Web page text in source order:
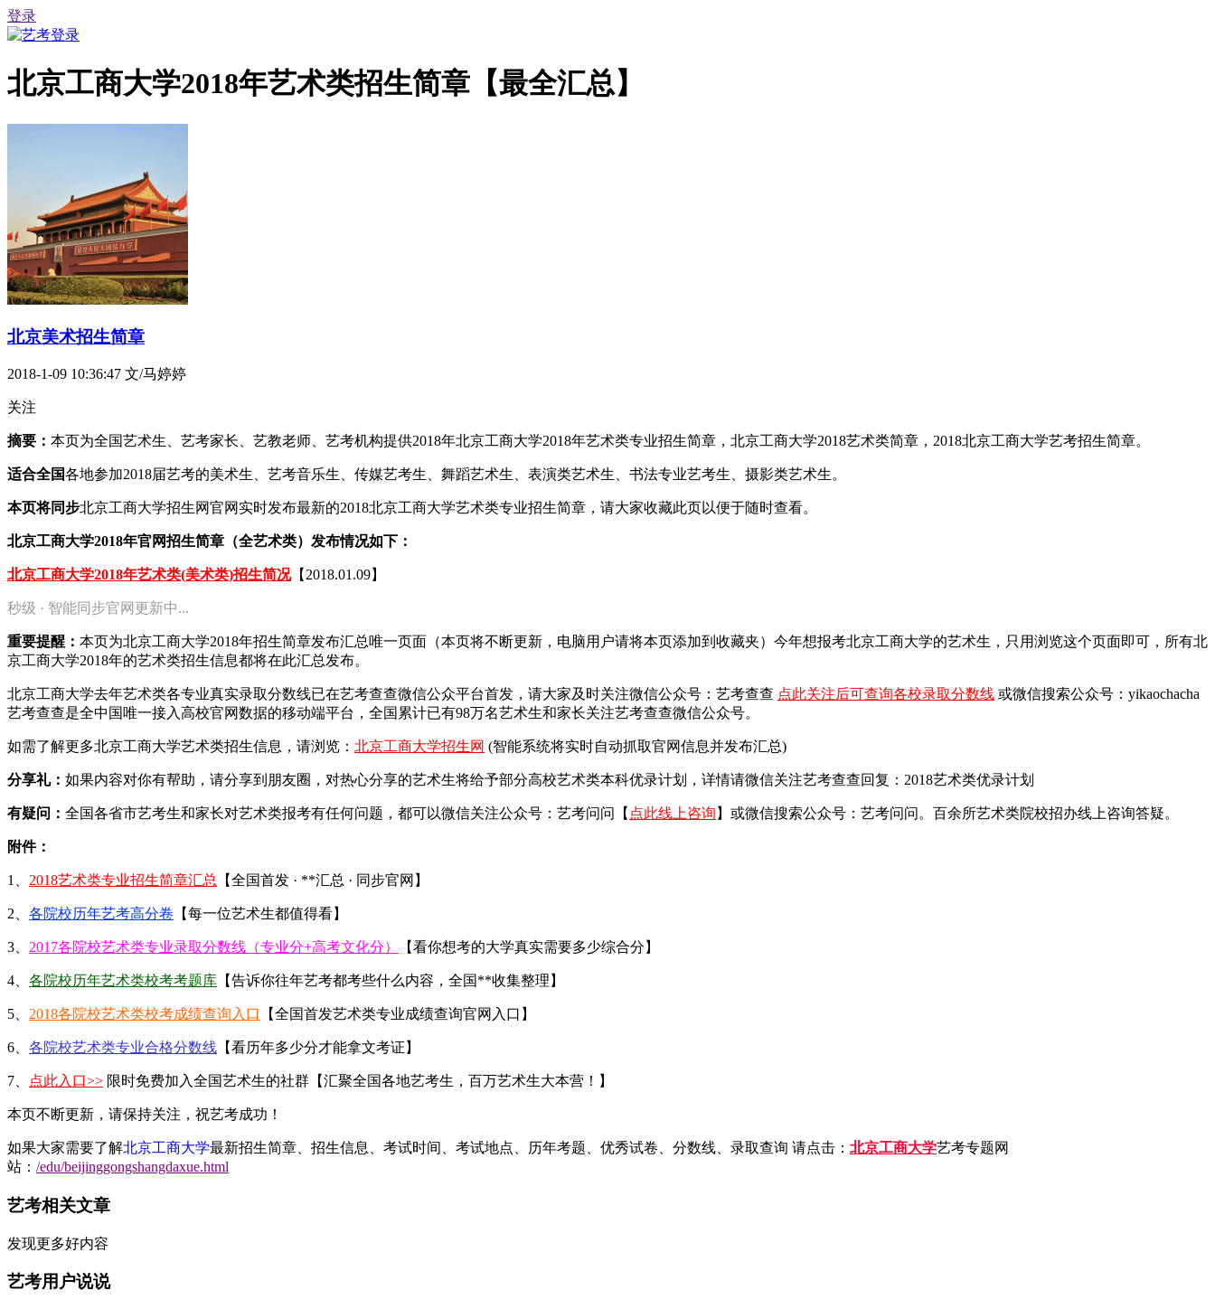
登录
北京工商大学2018年艺术类招生简章【最全汇总】
北京美术招生简章
2018-1-09 10:36:47 文/马婷婷
关注
摘要： 本页为全国艺术生、艺考家长、艺教老师、艺考机构提供2018年北京工商大学2018年艺术类专业招生简章，北京工商大学2018艺术类简章，2018北京工商大学艺考招生简章。
适合全国各地参加2018届艺考的美术生、艺考音乐生、传媒艺考生、舞蹈艺术生、表演类艺术生、书法专业艺考生、摄影类艺术生。
本页将同步北京工商大学招生网官网实时发布最新的2018北京工商大学艺术类专业招生简章，请大家收藏此页以便于随时查看。
北京工商大学2018年官网招生简章（全艺术类）发布情况如下：
北京工商大学2018年艺术类(美术类)招生简况【2018.01.09】
秒级 · 智能同步官网更新中...
重要提醒： 本页为北京工商大学2018年招生简章发布汇总唯一页面（本页将不断更新，电脑用户请将本页添加到收藏夹）今年想报考北京工商大学的艺术生，只用浏览这个页面即可，所有北
京工商大学2018年的艺术类招生信息都将在此汇总发布。
北京工商大学去年艺术类各专业真实录取分数线已在艺考查查微信公众平台首发， 请大家及时关注微信公众号：艺考查查 点此关注后可查询各校录取分数线 或微信搜索公众号：yikaochacha
艺考查查是全中国唯一接入高校官网数据的移动端平台，全国累计已有98万名艺术生和家长关注艺考查查微信公众号。
如需了解更多北京工商大学艺术类招生信息，请浏览： 北京工商大学招生网 (智能系统将实时自动抓取官网信息并发布汇总)
分享礼： 如果内容对你有帮助，请分享到朋友圈，对热心分享的艺术生将给予部分高校艺术类本科优录计划，详情请微信关注艺考查查回复：2018艺术类优录计划
有疑问： 全国各省市艺考生和家长对艺术类报考有任何问题，都可以微信关注公众号：艺考问问【 点此线上咨询 】或微信搜索公众号：艺考问问。百余所艺术类院校招办线上咨询答疑。
附件：
1、 2018艺术类专业招生简章汇总 【全国首发 · **汇总 · 同步官网】
2、 各院校历年艺考高分卷 【每一位艺术生都值得看】
3、 2017各院校艺术类专业录取分数线（专业分+高考文化分） 【看你想考的大学真实需要多少综合分】
4、 各院校历年艺术类校考考题库 【告诉你往年艺考都考些什么内容，全国**收集整理】
5、 2018各院校艺术类校考成绩查询入口 【全国首发艺术类专业成绩查询官网入口】
6、 各院校艺术类专业合格分数线 【看历年多少分才能拿文考证】
7、 点此入口>> 限时免费加入全国艺术生的社群【汇聚全国各地艺考生，百万艺术生大本营！】
本页不断更新，请保持关注，祝艺考成功！
如果大家需要了解北京工商大学最新招生简章、招生信息、考试时间、考试地点、历年考题、优秀试卷、分数线、录取查询 请点击： 北京工商大学艺考专题网
站： /edu/beijinggongshangdaxue.html
艺考相关文章
发现更多好内容
艺考用户说说